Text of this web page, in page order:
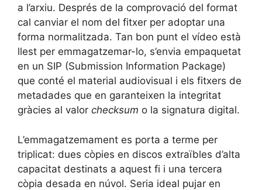
a l’arxiu. Després de la comprovació del format
cal canviar el nom del fitxer per adoptar una
forma normalitzada. Tan bon punt el vídeo està
llest per emmagatzemar-lo, s’envia empaquetat
en un SIP (Submission Information Package)
que conté el material audiovisual i els fitxers de
metadades que en garanteixen la integritat
gràcies al valor checksum o la signatura digital.
L’emmagatzemament es porta a terme per
triplicat: dues còpies en discos extraïbles d’alta
capacitat destinats a aquest fi i una tercera
còpia desada en núvol. Seria ideal pujar en